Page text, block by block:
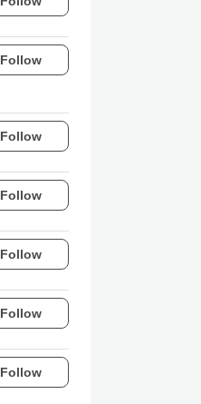
Follow
Follow
Follow
Follow
Follow
Follow